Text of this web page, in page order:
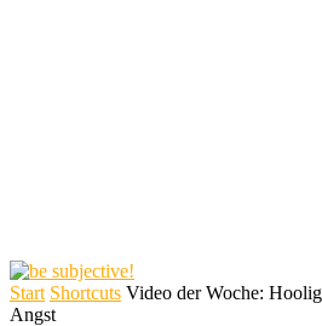
Start Shortcuts Video der Woche:
Angst